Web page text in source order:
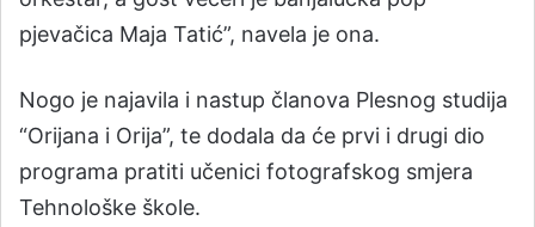
pjevačica Maja Tatić”, navela je ona.
Nogo je najavila i nastup članova Plesnog studija
“Orijana i Orija”, te dodala da će prvi i drugi dio
programa pratiti učenici fotografskog smjera
Tehnološke škole.